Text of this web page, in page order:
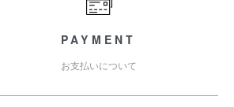
PAYMENT
お支払いについて